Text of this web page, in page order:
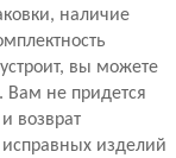
наличие
вы можете
Вам не придется
возврат
изделий